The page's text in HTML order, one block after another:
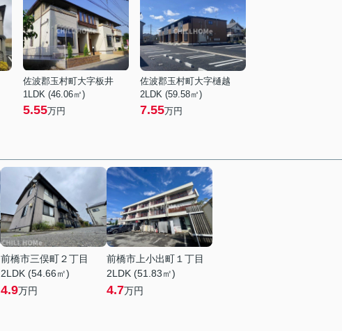
佐波郡玉村町大字板井
1LDK (46.06㎡)
5.55万円
佐波郡玉村町大字樋越
2LDK (59.58㎡)
7.55万円
前橋市三俣町２丁目
2LDK (54.66㎡)
4.9万円
前橋市上小出町１丁目
2LDK (51.83㎡)
4.7万円